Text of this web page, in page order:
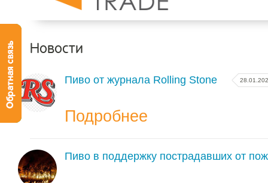
Новости
Пиво от журнала Rolling Stone
Подробнее
Пиво в поддержку пострадавших от